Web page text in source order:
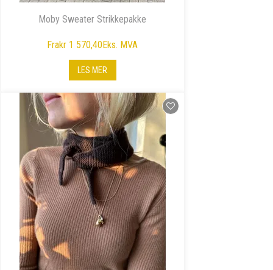
Moby Sweater Strikkepakke
Frakr 1 570,40Eks. MVA
LES MER